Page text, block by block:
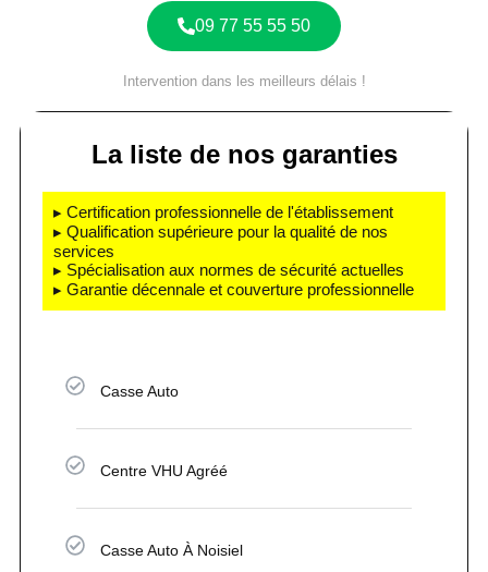
09 77 55 55 50
Intervention dans les meilleurs délais !
La liste de nos garanties
▸ Certification professionnelle de l'établissement
▸ Qualification supérieure pour la qualité de nos
services
▸ Spécialisation aux normes de sécurité actuelles
▸ Garantie décennale et couverture professionnelle
Casse Auto
Centre VHU Agréé
Casse Auto À Noisiel